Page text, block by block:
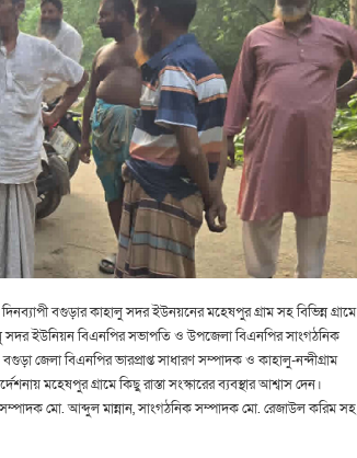
বগুড়ার কাহালু সদর ইউনয়নের মহেষপুর গ্রাম সহ বিভিন্ন গ্রামে
সদর ইউনিয়ন বিএনপির সভাপতি ও উপজেলা বিএনপির সাংগঠনিক
জেলা বিএনপির ভারপ্রাপ্ত সাধারণ সম্পাদক ও কাহালু-নন্দীগ্রাম
মহেষপুর গ্রামে কিছু রাস্তা সংস্কারের ব্যবস্থার আশ্বাস দেন।
মো. আব্দুল মান্নান, সাংগঠনিক সম্পাদক মো. রেজাউল করিম সহ